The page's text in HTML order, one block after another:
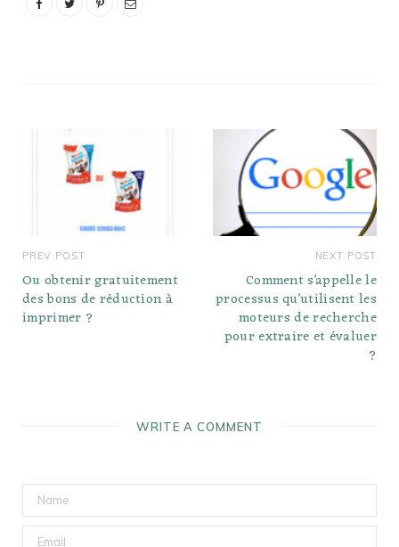
PREV POST
Ou obtenir gratuitement
des bons de réduction à
imprimer ?
NEXT POST
Comment s’appelle le
processus qu’utilisent les
moteurs de recherche
pour extraire et évaluer
?
WRITE A COMMENT